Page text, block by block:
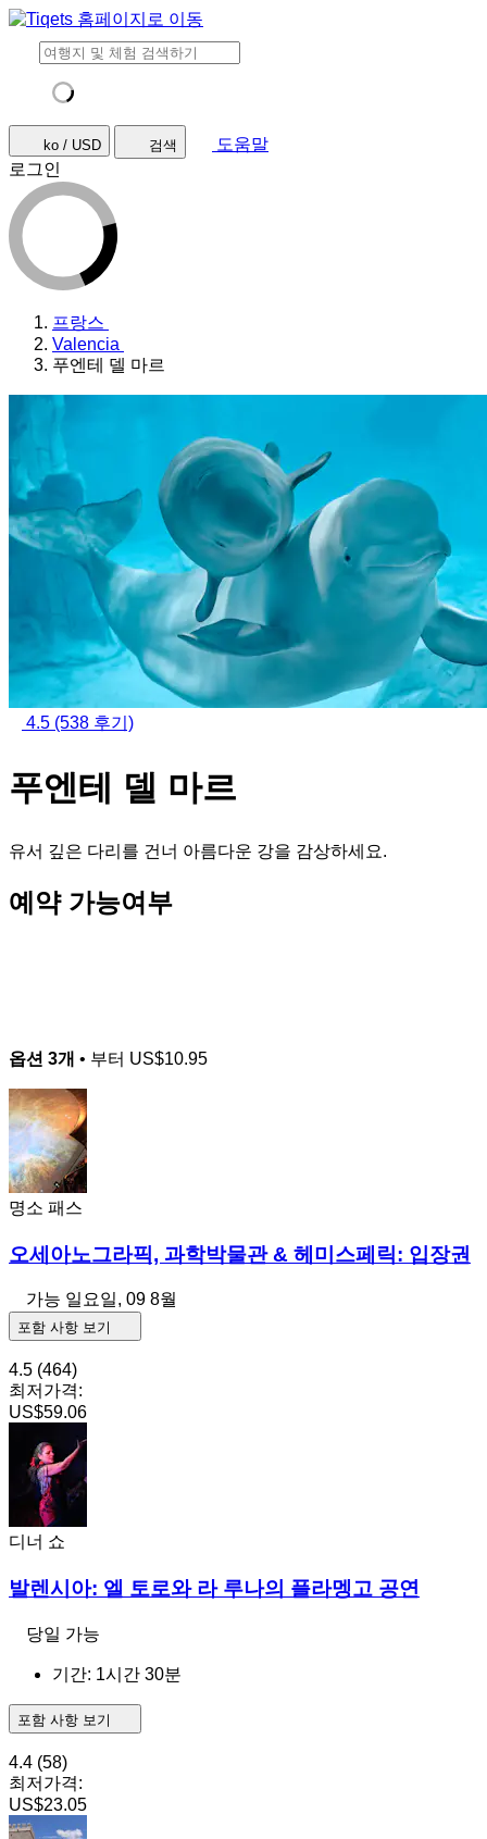
ko / USD 검색
도움말
로그인
프랑스
Valencia
푸엔테 델 마르
4.5 (538 후기)
푸엔테 델 마르
유서 깊은 다리를 건너 아름다운 강을 감상하세요.
예약 가능여부
옵션 3개 • 부터 US$10.95
명소 패스
오세아노그라픽, 과학박물관 & 헤미스페릭: 입장권
가능 일요일, 09 8월
포함 사항 보기
4.5 (464)
최저가격:
US$59.06
디너 쇼
발렌시아: 엘 토로와 라 루나의 플라멩고 공연
당일 가능
기간: 1시간 30분
포함 사항 보기
4.4 (58)
최저가격:
US$23.05